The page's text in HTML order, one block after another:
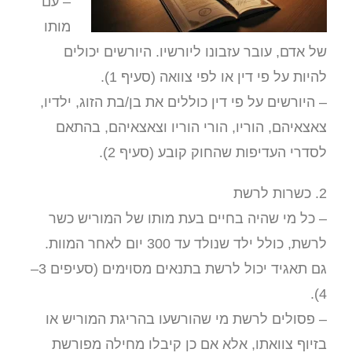
מותו
של אדם, עובר עזבונו ליורשיו. היורשים יכולים
להיות על פי דין או לפי צוואה (סעיף 1).
– היורשים על פי דין כוללים את בן/בת הזוג, ילדיו,
צאצאיהם, הוריו, הורי הוריו וצאצאיהם, בהתאם
לסדרי העדיפות שהחוק קובע (סעיף 2).
2. כשרות לרשת
– כל מי שהיה בחיים בעת מותו של המוריש כשר
לרשת, כולל ילד שנולד עד 300 יום לאחר המוות.
גם תאגיד יכול לרשת בתנאים מסוימים (סעיפים 3–
4).
– פסולים לרשת מי שהורשעו בהריגת המוריש או
בזיוף צוואתו, אלא אם כן קיבלו מחילה מפורשת